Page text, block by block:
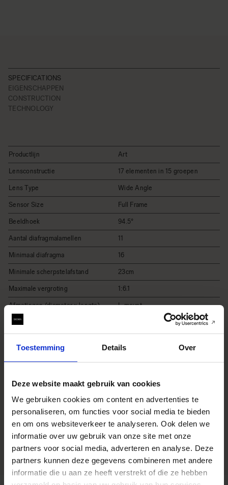
Toestemming Details Over
Deze website maakt gebruik van cookies
We gebruiken cookies om content en advertenties te
personaliseren, om functies voor social media te bieden
en om ons websiteverkeer te analyseren. Ook delen we
informatie over uw gebruik van onze site met onze
partners voor social media, adverteren en analyse. Deze
partners kunnen deze gegevens combineren met andere
informatie die u aan ze heeft verstrekt of die ze hebben
SPECIFICATIONS
EIGENSCHAPPEN
CONSTRUCTION
TECHNOLOGY
Productlijn Art
Lensconstructie 17 elementen in 15 groepen
Lens Type Wide Angle
Sensor Size Full Frame
Beeldhoek 94.5°
Aantal diafragmalamellen 11
Minimaal diafragma 16
Minimale scherpstelafstand 23cm
Maximale vergroting 1:6.1
Afmetingen (diameter x lengte)
L-mount
Edition number 22
EAN-code
Sony E-mount
0085126414696
0085126414658